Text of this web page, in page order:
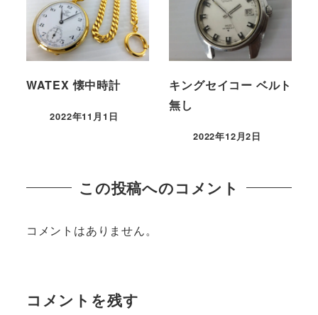
WATEX 懐中時計
2022年11月1日
キングセイコー ベルト
無し
2022年12月2日
この投稿へのコメント
コメントはありません。
コメントを残す